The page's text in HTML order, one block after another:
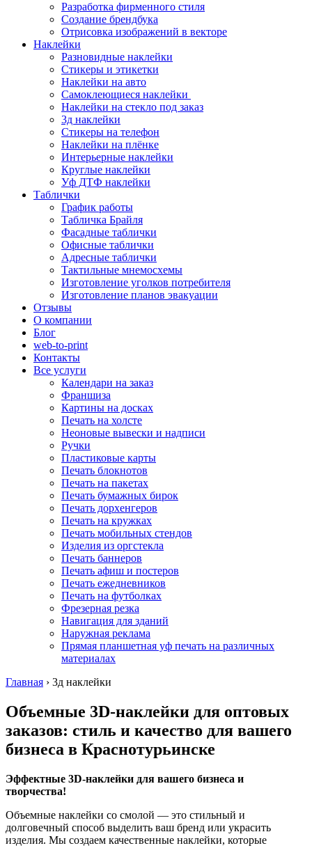
Разработка фирменного стиля
Создание брендбука
Отрисовка изображений в векторе
Наклейки
Разновидные наклейки
Стикеры и этикетки
Наклейки на авто
Самоклеющиеся наклейки
Наклейки на стекло под заказ
3д наклейки
Cтикеры на телефон
Наклейки на плёнке
Интерьерные наклейки
Круглые наклейки
Уф ДТФ наклейки
Таблички
График работы
Табличка Брайля
Фасадные таблички
Офисные таблички
Адресные таблички
Тактильные мнемосхемы
Изготовление уголков потребителя
Изготовление планов эвакуации
Отзывы
О компании
Блог
web-to-print
Контакты
Все услуги
Календари на заказ
Франшиза
Картины на досках
Печать на холсте
Неоновые вывески и надписи
Ручки
Пластиковые карты
Печать блокнотов
Печать на пакетах
Печать бумажных бирок
Печать дорхенгеров
Печать на кружках
Печать мобильных стендов
Изделия из оргстекла
Печать баннеров
Печать афиш и постеров
Печать ежедневников
Печать на футболках
Фрезерная резка
Навигация для зданий
Наружная реклама
Прямая планшетная уф печать на различных
материалах
Главная › 3д наклейки
Объемные 3D-наклейки для оптовых
заказов: стиль и качество для вашего
бизнеса в Краснотурьинске
Эффектные 3D-наклейки для вашего бизнеса и
творчества!
Объемные наклейки со смолой — это стильный и
долговечный способ выделить ваш бренд или украсить
изделия. Мы создаем качественные наклейки, которые